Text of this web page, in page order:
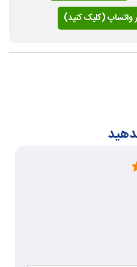
واتساپ (کلیک کنید)